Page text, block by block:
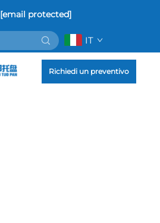
[email protected]
IT
Richiedi un preventivo